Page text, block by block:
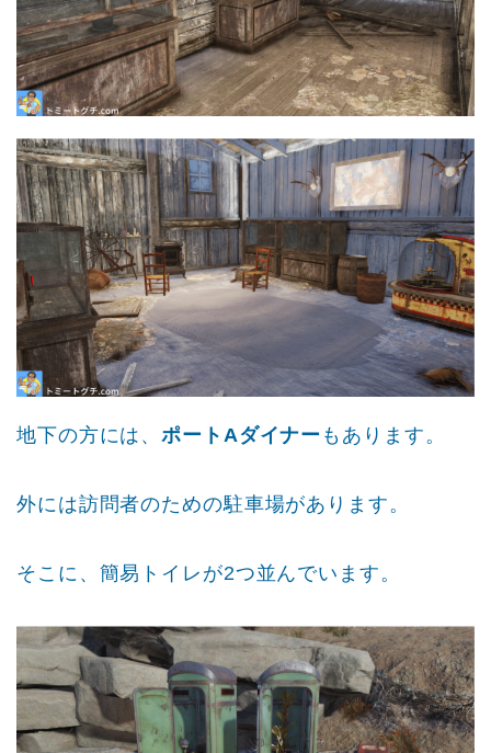
地下の方には、ポートAダイナー もあります。
外には訪問者のための駐車場があります。
そこに、簡易トイレが2つ並んでいます。